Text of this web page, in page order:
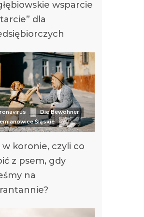
wsparcie
dla
Die Bewohner
Śląskie
w koronie, czyli co
z psem, gdy
na